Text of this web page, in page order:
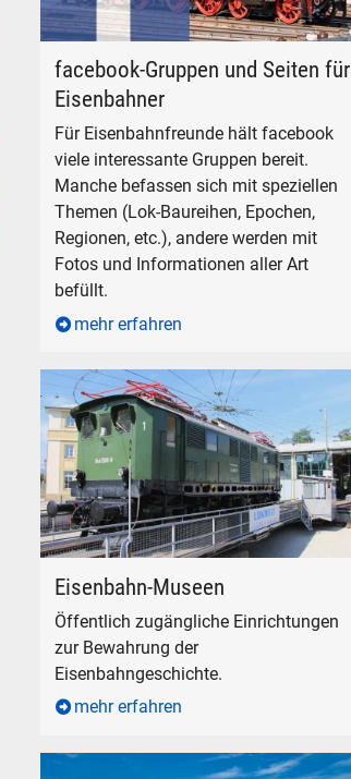
facebook-Gruppen und Seiten für
Eisenbahner
Für Eisenbahnfreunde hält facebook
viele interessante Gruppen bereit.
Manche befassen sich mit speziellen
Themen (Lok-Baureihen, Epochen,
Regionen, etc.), andere werden mit
Fotos und Informationen aller Art
befüllt.
mehr erfahren
Eisenbahn-Museen
Öffentlich zugängliche Einrichtungen
zur Bewahrung der
Eisenbahngeschichte.
mehr erfahren